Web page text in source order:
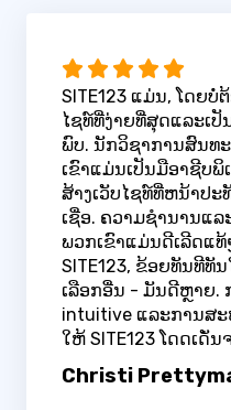
SITE123 ແມ່ນ, ໂດຍບໍ່
ໄຊທ໌ທີ່ງ່າຍທີ່ສຸດແລະເ
ພົບ. ນັກວິຊາການສົນທ
ເຂົາແມ່ນເປັນມືອາຊີບ
ສ້າງເວັບໄຊທ໌ທີ່ຫນ້າປະ
ເຊື່ອ. ຄວາມຊໍານານແ
ພວກເຂົາແມ່ນດີເລີດແ
SITE123, ຂ້ອຍທັນທີທັ
ເລືອກອື່ນ - ມັນດີຫຼາຍ.
intuitive ແລະການສ
ໃຫ້ SITE123 ໂດດເດັ່
Christi